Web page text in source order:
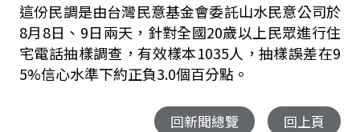
這份民調是由台灣民意基金會委託山水民意公司於
8月8日、9日兩天，針對全國20歲以上民眾進行住
宅電話抽樣調查，有效樣本1035人，抽樣誤差在9
5%信心水準下約正負3.0個百分點。
回新聞總覽 回上頁